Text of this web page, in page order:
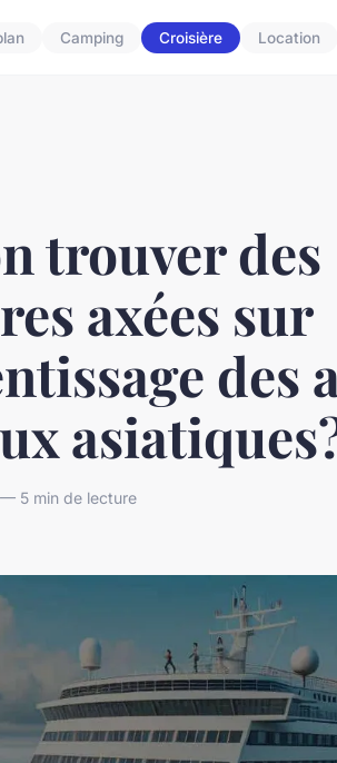
Camping Croisière Location
trouver des
axées sur
des
5 min de lecture